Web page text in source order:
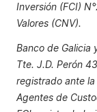
Inversión (FCI)
Valores (CNV).
Banco de Galicia
Tte. J.D. Perón
registrado ante la
Agentes de